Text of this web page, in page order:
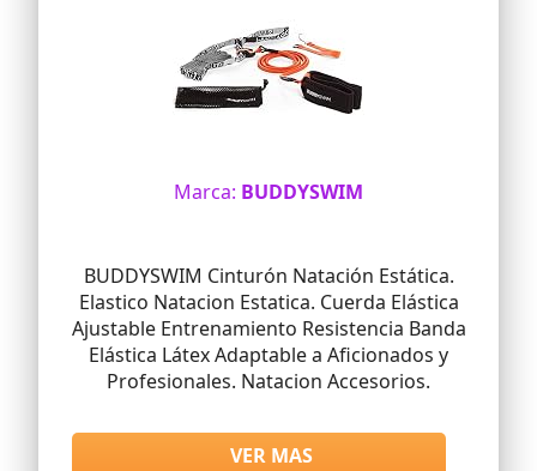
Marca: BUDDYSWIM
BUDDYSWIM Cinturón Natación Estática.
Elastico Natacion Estatica. Cuerda Elástica
Ajustable Entrenamiento Resistencia Banda
Elástica Látex Adaptable a Aficionados y
Profesionales. Natacion Accesorios.
VER MAS